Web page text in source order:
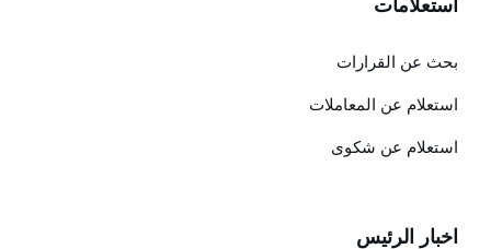
استعلامات
بحث عن القرارات
استعلام عن المعاملات
استعلام عن شكوى
اخبار الرئيس